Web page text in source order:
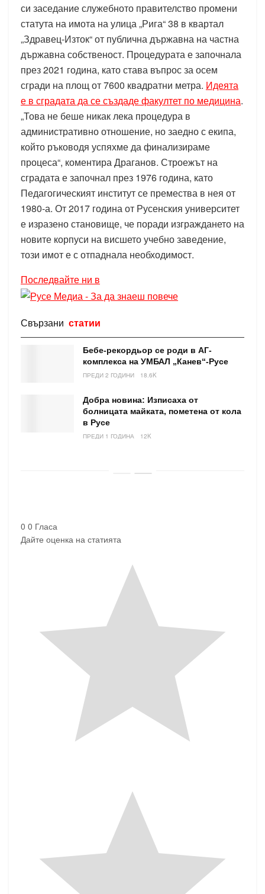
си заседание служебното правителство промени
статута на имота на улица „Рига“ 38 в квартал
„Здравец-Изток“ от публична държавна на частна
държавна собственост. Процедурата е започнала
през 2021 година, като става въпрос за осем
сгради на площ от 7600 квадратни метра. Идеята
е в сградата да се създаде факултет по медицина.
„Това не беше никак лека процедура в
административно отношение, но заедно с екипа,
който ръководя успяхме да финализираме
процеса“, коментира Драганов. Строежът на
сградата е започнал през 1976 година, като
Педагогическият институт се премества в нея от
1980-а. От 2017 година от Русенския университет
е изразено становище, че поради изграждането на
новите корпуси на висшето учебно заведение,
този имот е с отпаднала необходимост.
Последвайте ни в
Свързани статии
Бебе-рекордьор се роди в АГ-
комплекса на УМБАЛ „Канев“-Русе
ПРЕДИ 2 ГОДИНИ 18.6K
Добра новина: Изписаха от
болницата майката, пометена от кола
в Русе
ПРЕДИ 1 ГОДИНА 12K
0 0 Гласа
Дайте оценка на статията